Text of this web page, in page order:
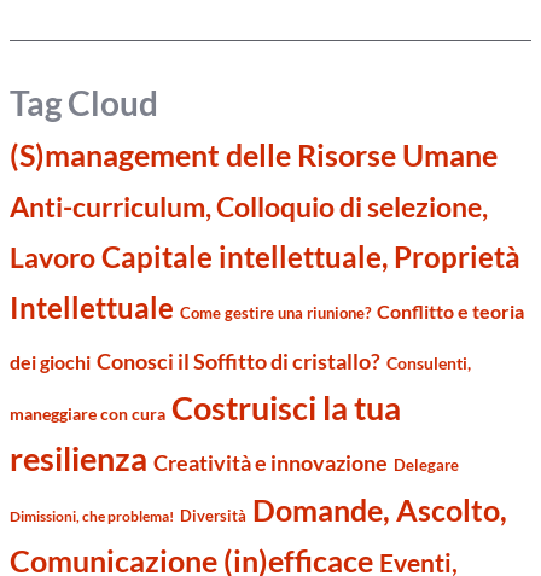
Tag Cloud
(S)management delle Risorse Umane
Anti-curriculum, Colloquio di selezione,
LavoroCapitale intellettuale, Proprietà
Intellettuale Come gestire una riunione? Conflitto e teoria
dei giochi Conosci il Soffitto di cristallo? Consulenti,
maneggiare con cura Costruisci la tua
resilienza Creatività e innovazione Delegare
Dimissioni, che problema! Diversità Domande, Ascolto,
Comunicazione (in)efficace Eventi,